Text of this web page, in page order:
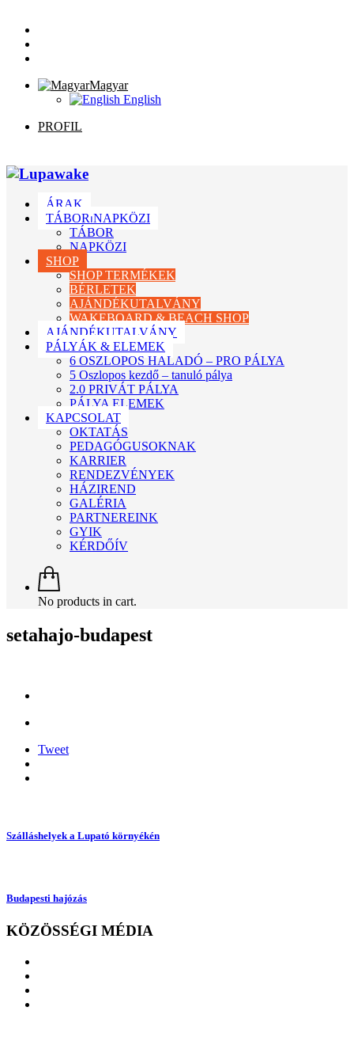
Magyar
English
PROFIL
ÁRAK
TÁBOR⏐NAPKÖZI
TÁBOR
NAPKÖZI
SHOP
SHOP TERMÉKEK
BÉRLETEK
AJÁNDÉKUTALVÁNY
WAKEBOARD & BEACH SHOP
AJÁNDÉKUTALVÁNY
PÁLYÁK & ELEMEK
6 OSZLOPOS HALADÓ – PRO PÁLYA
5 Oszlopos kezdő – tanuló pálya
2.0 PRIVÁT PÁLYA
PÁLYA ELEMEK
KAPCSOLAT
OKTATÁS
PEDAGÓGUSOKNAK
KARRIER
RENDEZVÉNYEK
HÁZIREND
GALÉRIA
PARTNEREINK
GYIK
KÉRDŐÍV
No products in cart.
setahajo-budapest
Tweet
Szálláshelyek a Lupató környékén
Budapesti hajózás
KÖZÖSSÉGI MÉDIA